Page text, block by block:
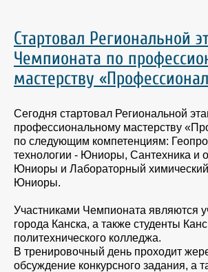
Cтартовал Региональной
Чемпионата по
мастерству
Сегодня стартовал Региональной
профессиональному мастерству
по следующим компетенциям:
технологии - Юниоры, Сантехника и
Юниоры и Лабораторный
Юниоры.
Участниками Чемпионата являются
города Канска, а также студенты
политехнического колледжа.
В тренировочный день проходит
обсуждение конкурсного задания, а